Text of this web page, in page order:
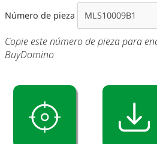
Número de pieza
Copie este número de pieza para
BuyDomino